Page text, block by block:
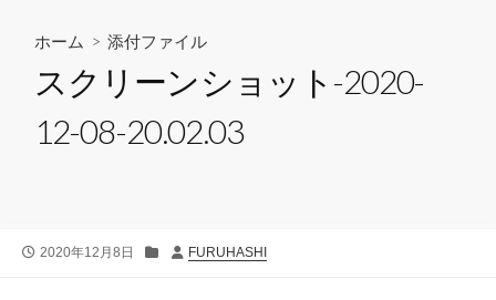
ホーム > 添付ファイル
スクリーンショット-2020-
12-08-20.02.03
公
2020年12月8日
投
FURUHASHI